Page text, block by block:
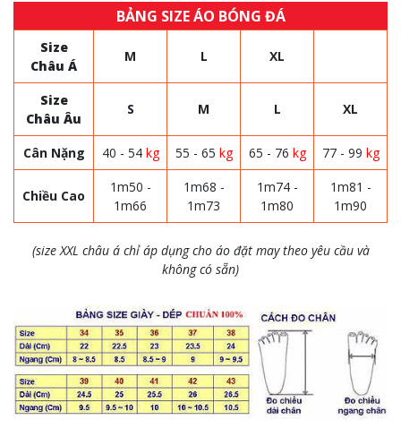
BẢNG SIZE ÁO BÓNG ĐÁ
Size
Châu Á
M L XL
Size
Châu Âu
S M L XL
Cân Nặng 40 - 54 kg 55 - 65 kg 65 - 76 kg 77 - 99 kg
Chiều Cao
1m50 -
1m66
1m68 -
1m73
1m74 -
1m80
1m81 -
1m90
(size XXL châu á chỉ áp dụng cho áo đặt may theo yêu cầu và
không có sẵn)